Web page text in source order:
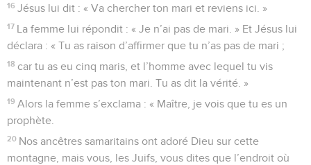
16 Jésus lui dit : « Va chercher ton mari et reviens ici. »
17 La femme lui répondit : « Je n’ai pas de mari. » Et Jésus lui
déclara : « Tu as raison d’affirmer que tu n’as pas de mari ;
18 car tu as eu cinq maris, et l’homme avec lequel tu vis
maintenant n’est pas ton mari. Tu as dit la vérité. »
19 Alors la femme s’exclama : « Maître, je vois que tu es un
prophète.
20 Nos ancêtres samaritains ont adoré Dieu sur cette
montagne, mais vous, les Juifs, vous dites que l’endroit où